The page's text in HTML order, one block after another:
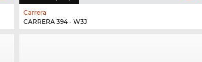
Carrera
CARRERA 394 - W3J